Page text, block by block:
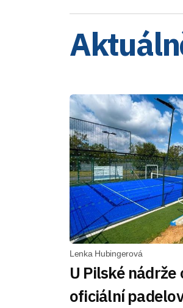
Lenka Hubingerová
U Pilské
oficiální